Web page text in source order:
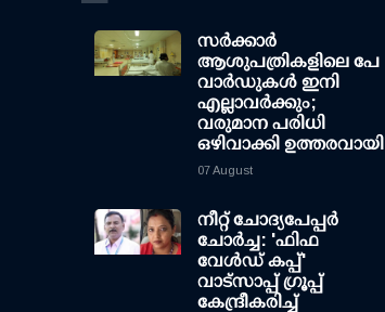
സര്‍ക്കാര്‍
ആശുപത്രികളിലെ പേ
വാര്‍ഡുകള്‍ ഇനി
എല്ലാവര്‍ക്കും;
വരുമാന പരിധി
ഒഴിവാക്കി ഉത്തരവായി
07 August
നീറ്റ് ചോദ്യപേപ്പര്‍
ചോര്‍ച്ച: 'ഫിഫ
വേള്‍ഡ് കപ്പ്'
വാട്സാപ്പ് ഗ്രൂപ്പ്
കേന്ദ്രീകരിച്ച്